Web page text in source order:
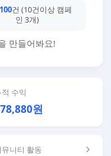
100건 (10건이상 캠페
인 3개)
만들어봐요!
적 수익
원
뮤니티 활동